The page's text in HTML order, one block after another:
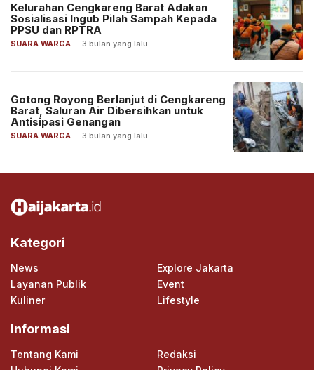
SUARA WARGA - 3 bulan yang lalu
Kelurahan Cengkareng Barat Adakan
Sosialisasi Ingub Pilah Sampah Kepada
PPSU dan RPTRA
SUARA WARGA - 3 bulan yang lalu
Gotong Royong Berlanjut di Cengkareng
Barat, Saluran Air Dibersihkan untuk
Antisipasi Genangan
Kategori
News
Explore Jakarta
Layanan Publik
Event
Kuliner
Lifestyle
Informasi
Tentang Kami
Redaksi